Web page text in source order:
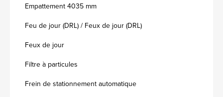
Empattement 4035 mm
Feu de jour (DRL) / Feux de jour (DRL)
Feux de jour
Filtre à particules
Frein de stationnement automatique